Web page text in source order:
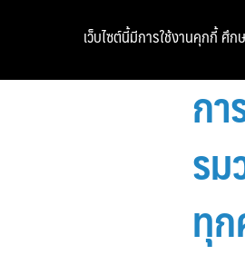
กา
รม
ทุ
เว็บไซต์นี้มีการใช้งานคุกกี้ ศึก